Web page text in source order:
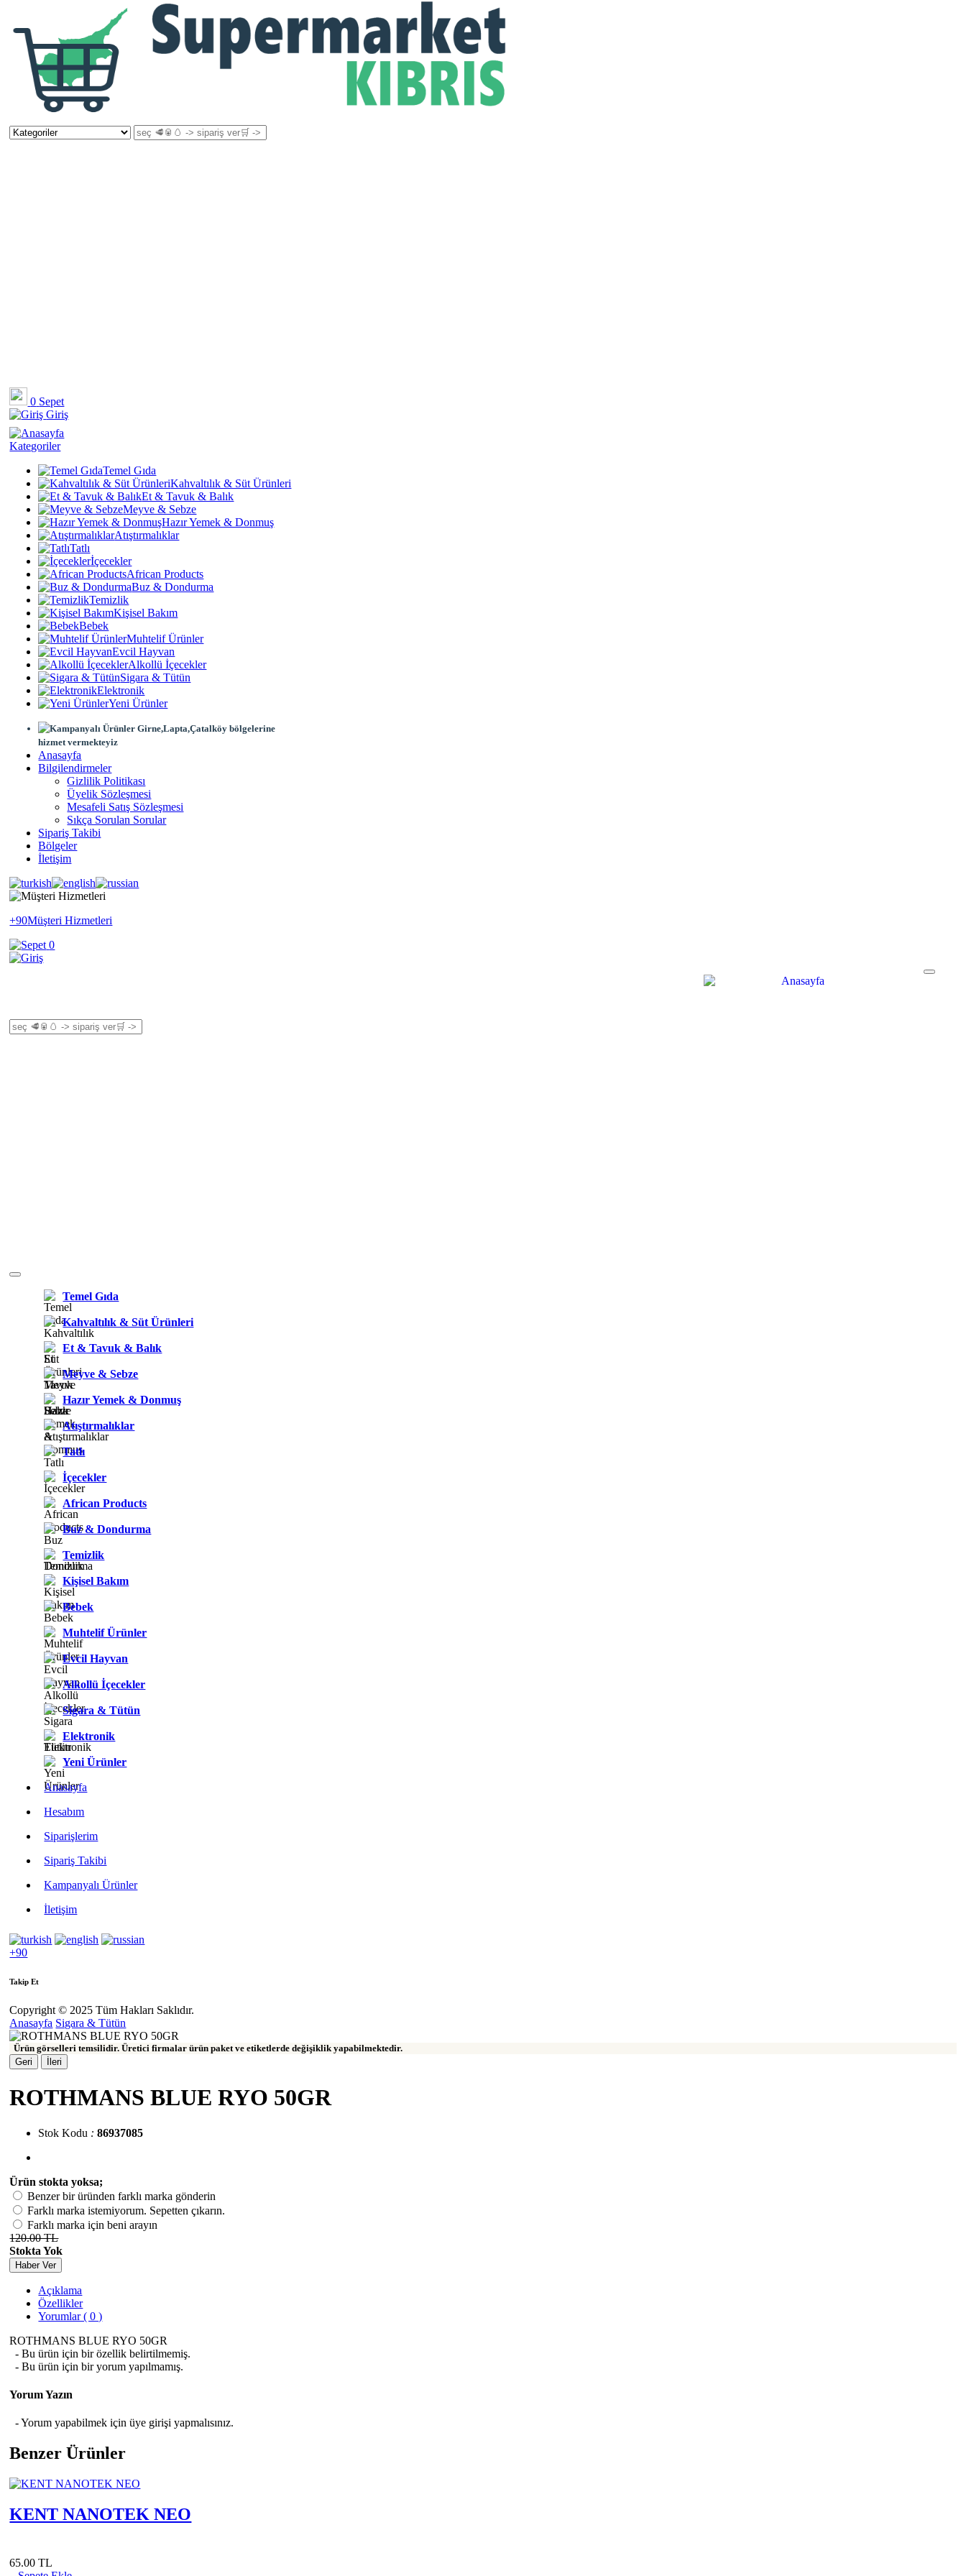
0 Sepet
Giriş
Kategoriler
Temel Gıda
Kahvaltılık & Süt Ürünleri
Et & Tavuk & Balık
Meyve & Sebze
Hazır Yemek & Donmuş
Atıştırmalıklar
Tatlı
İçecekler
African Products
Buz & Dondurma
Temizlik
Kişisel Bakım
Bebek
Muhtelif Ürünler
Evcil Hayvan
Alkollü İçecekler
Sigara & Tütün
Elektronik
Yeni Ürünler
Girne,Lapta,Çatalköy bölgelerine
hizmet vermekteyiz
Anasayfa
Bilgilendirmeler
Gizlilik Politikası
Üyelik Sözleşmesi
Mesafeli Satış Sözleşmesi
Sıkça Sorulan Sorular
Sipariş Takibi
Bölgeler
İletişim
+90Müşteri Hizmetleri
0
Temel Gıda
Kahvaltılık & Süt Ürünleri
Et & Tavuk & Balık
Meyve & Sebze
Hazır Yemek & Donmuş
Atıştırmalıklar
Tatlı
İçecekler
African Products
Buz & Dondurma
Temizlik
Kişisel Bakım
Bebek
Muhtelif Ürünler
Evcil Hayvan
Alkollü İçecekler
Sigara & Tütün
Elektronik
Yeni Ürünler
Anasayfa
Hesabım
Siparişlerim
Sipariş Takibi
Kampanyalı Ürünler
İletişim
+90
Takip Et
Copyright © 2025 Tüm Hakları Saklıdır.
Anasayfa Sigara & Tütün
Ürün görselleri temsilidir. Üretici firmalar ürün paket ve etiketlerde değişiklik yapabilmektedir.
Geri
İleri
ROTHMANS BLUE RYO 50GR
Stok Kodu : 86937085
Ürün stokta yoksa;
Benzer bir üründen farklı marka gönderin
Farklı marka istemiyorum. Sepetten çıkarın.
Farklı marka için beni arayın
120.00 TL
Stokta Yok
Haber Ver
Açıklama
Özellikler
Yorumlar ( 0 )
ROTHMANS BLUE RYO 50GR
- Bu ürün için bir özellik belirtilmemiş.
- Bu ürün için bir yorum yapılmamış.
Yorum Yazın
- Yorum yapabilmek için üye girişi yapmalısınız.
Benzer Ürünler
KENT NANOTEK NEO
65.00 TL